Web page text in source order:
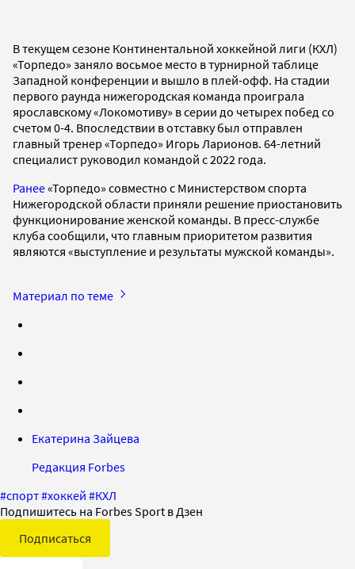
В текущем сезоне Континентальной хоккейной лиги (КХЛ)
«Торпедо» заняло восьмое место в турнирной таблице
Западной конференции и вышло в плей-офф. На стадии
первого раунда нижегородская команда проиграла
ярославскому «Локомотиву» в серии до четырех побед со
счетом 0-4. Впоследствии в отставку был отправлен
главный тренер «Торпедо» Игорь Ларионов. 64-летний
специалист руководил командой с 2022 года.
Ранее«Торпедо» совместно с Министерством спорта
Нижегородской области приняли решение приостановить
функционирование женской команды. В пресс-службе
клуба сообщили, что главным приоритетом развития
являются «выступление и результаты мужской команды».
Материал по теме
Екатерина Зайцева
Редакция Forbes
#спорт#хоккей #КХЛ
Подпишитесь на Forbes Sport в Дзен
Подписаться